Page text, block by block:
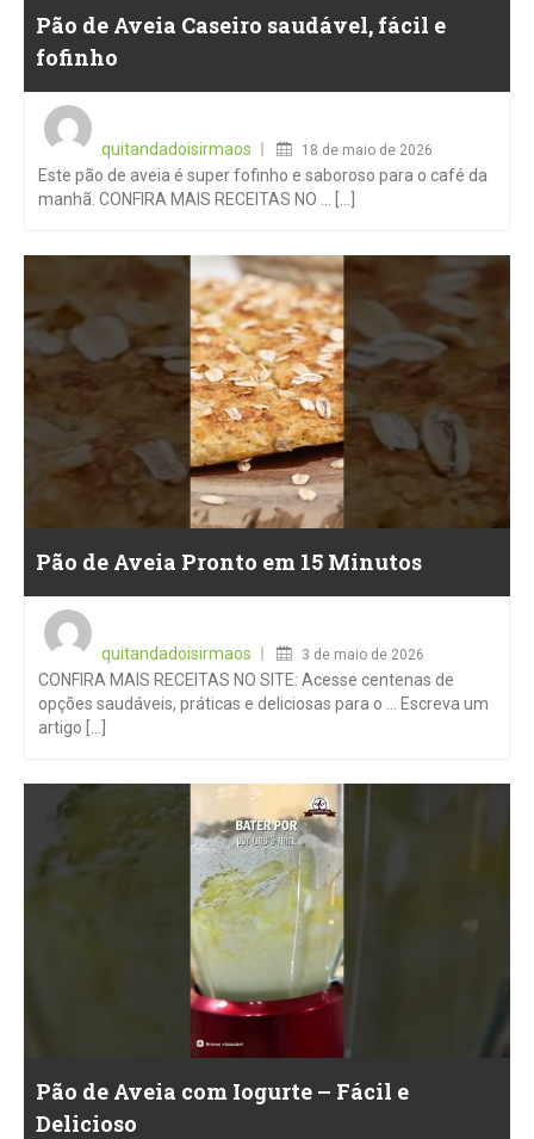
Pão de Aveia Caseiro saudável, fácil e
fofinho
quitandadoisirmaos
18 de maio de 2026
Este pão de aveia é super fofinho e saboroso para o café da
manhã. CONFIRA MAIS RECEITAS NO … [...]
Pão de Aveia Pronto em 15 Minutos
quitandadoisirmaos
3 de maio de 2026
CONFIRA MAIS RECEITAS NO SITE: Acesse centenas de
opções saudáveis, práticas e deliciosas para o … Escreva um
artigo [...]
Pão de Aveia com Iogurte – Fácil e
Delicioso